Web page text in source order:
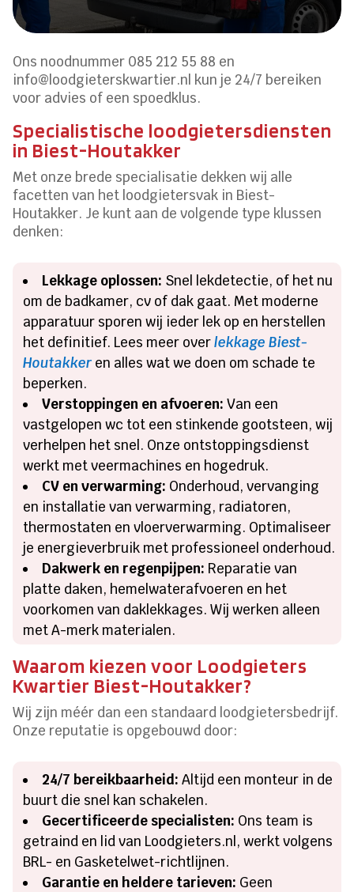
Ons noodnummer 085 212 55 88 en
info@loodgieterskwartier.nl kun je 24/7 bereiken
voor advies of een spoedklus.
Specialistische loodgietersdiensten
in Biest-Houtakker
Met onze brede specialisatie dekken wij alle
facetten van het loodgietersvak in Biest-
Houtakker. Je kunt aan de volgende type klussen
denken:
Lekkage oplossen: Snel lekdetectie, of het nu
om de badkamer, cv of dak gaat. Met moderne
apparatuur sporen wij ieder lek op en herstellen
het definitief. Lees meer overlekkage Biest-
Houtakker en alles wat we doen om schade te
beperken.
Verstoppingen en afvoeren: Van een
vastgelopen wc tot een stinkende gootsteen, wij
verhelpen het snel. Onze ontstoppingsdienst
werkt met veermachines en hogedruk.
CV en verwarming: Onderhoud, vervanging
en installatie van verwarming, radiatoren,
thermostaten en vloerverwarming. Optimaliseer
je energieverbruik met professioneel onderhoud.
Dakwerk en regenpijpen: Reparatie van
platte daken, hemelwaterafvoeren en het
voorkomen van daklekkages. Wij werken alleen
met A-merk materialen.
Waarom kiezen voor Loodgieters
Kwartier Biest-Houtakker?
Wij zijn méér dan een standaard loodgietersbedrijf.
Onze reputatie is opgebouwd door:
24/7 bereikbaarheid: Altijd een monteur in de
buurt die snel kan schakelen.
Gecertificeerde specialisten: Ons team is
getraind en lid van Loodgieters.nl, werkt volgens
BRL- en Gasketelwet-richtlijnen.
Garantie en heldere tarieven: Geen